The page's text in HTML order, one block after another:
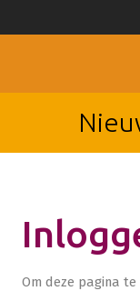
Om deze pagina